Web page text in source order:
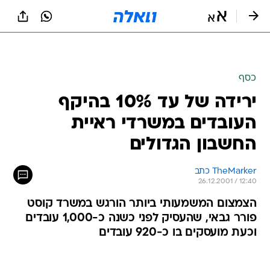
כסף
ירידה של עד 10% בהיקף
העובדים במשרדי ראיית
החשבון הגדולים
TheMarker כתב
26.12.2001 / 12:40
הצמצום המשמעותי ביותר הורגש במשרד קוסט
פורר גבאי, שהעסיק לפני כשנה כ-1,000 עובדים
וכעת מועסקים בו כ-920 עובדים